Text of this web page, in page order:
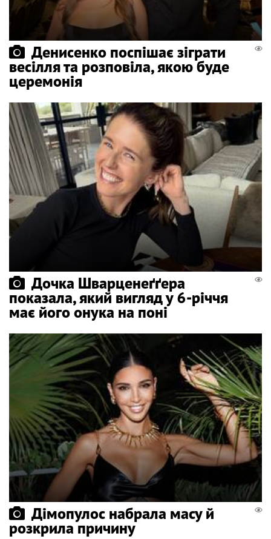
Денисенко поспішає зіграти
весілля та розповіла, якою буде
церемонія
Дочка Шварценеґґера
показала, який вигляд у 6-річчя
має його онука на поні
Дімопулос набрала масу й
розкрила причину